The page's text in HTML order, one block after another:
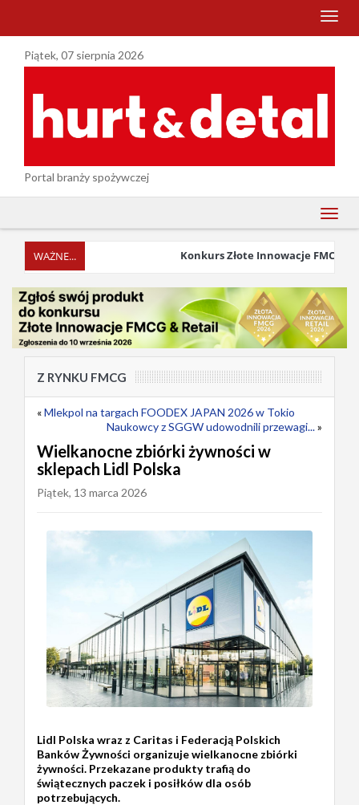
menu
Piątek, 07 sierpnia 2026
Portal branży spożywczej
menu
Konkurs Złote Innowacje FMCG &
Z RYNKU FMCG
«Mlekpol na targach FOODEX JAPAN 2026 w Tokio
Naukowcy z SGGW udowodnili przewagi...»
Wielkanocne zbiórki żywności w
sklepach Lidl Polska
Piątek, 13 marca 2026
Lidl Polska wraz z Caritas i Federacją Polskich
Banków Żywności organizuje wielkanocne zbiórki
żywności. Przekazane produkty trafią do
świątecznych paczek i posiłków dla osób
potrzebujących.